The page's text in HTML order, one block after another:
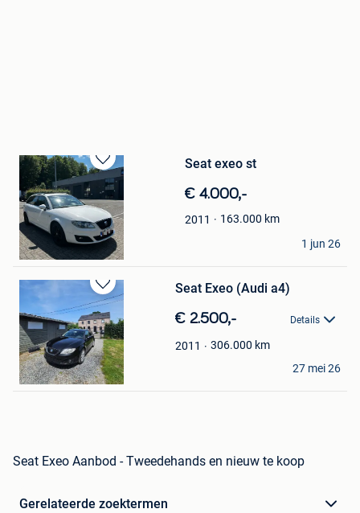
Bewaren
in
Mijn
Favorieten
Seat exeo st
€ 4.000,-
2011 163.000 km
VanDe
Gent
1 jun 26
Bewaren
in
Mijn
Favorieten
Seat Exeo (Audi a4)
€ 2.500,- Details
2011 306.000 km
Ben Tielens
Lummen
27 mei 26
Seat Exeo Aanbod - Tweedehands en nieuw te koop
Gerelateerde zoektermen